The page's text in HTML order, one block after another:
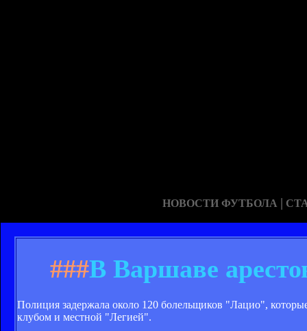
НОВОСТИ ФУТБОЛА |
###В Варшаве
Полиция задержала около 120 болельщиков "Лацио",
клубом и местной "Легией".